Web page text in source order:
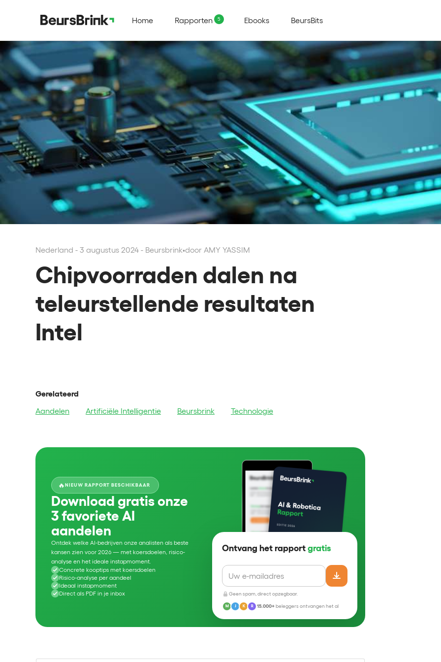
Home Rapporten Ebooks BeursBits
Nederland - 3 augustus 2024 - Beursbrink•door AMY YASSIM
Chipvoorraden dalen na
teleurstellende resultaten
Intel
Gerelateerd
Aandelen
Artificiële Intelligentie Beursbrink Technologie
🔥NIEUW RAPPORT BESCHIKBAAR
Download gratis onze
3 favoriete AI
aandelen
Ontdek welke AI-bedrijven onze analisten als beste
kansen zien voor 2026 — met koersdoelen, risico-
analyse en het ideale instapmoment.
Concrete kooptips met koersdoelen
Risico-analyse per aandeel
Ideaal instapmoment
Direct als PDF in je inbox
Ontvang het rapport gratis
Geen spam, direct opzegbaar.
M J K R 15.000+beleggers ontvangen het al